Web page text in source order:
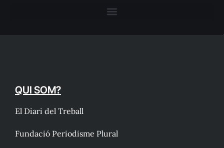
QUI SOM?
El Diari del Treball
Fundació Periodisme Plural